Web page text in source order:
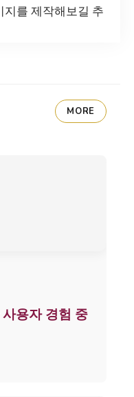
를 제작해보길 추
MORE
용자 경험 중